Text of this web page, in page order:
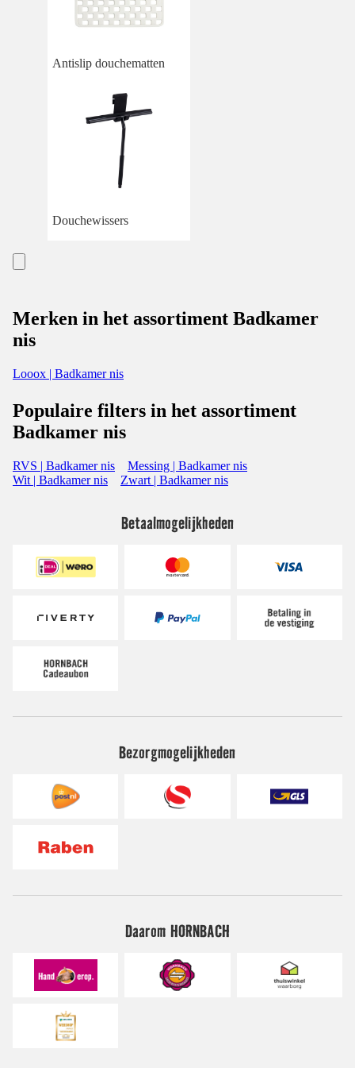
Antislip douchematten
Douchewissers
Merken in het assortiment Badkamer
nis
Looox | Badkamer nis
Populaire filters in het assortiment
Badkamer nis
RVS | Badkamer nis
Messing | Badkamer nis
Wit | Badkamer nis
Zwart | Badkamer nis
Betaalmogelijkheden
Bezorgmogelijkheden
Daarom HORNBACH